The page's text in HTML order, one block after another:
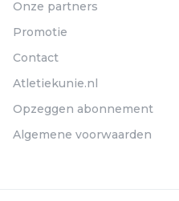
Onze partners
Promotie
Contact
Atletiekunie.nl
Opzeggen abonnement
Algemene voorwaarden